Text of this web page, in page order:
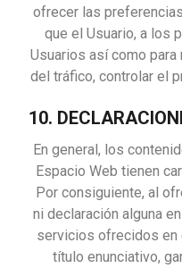
ofrecer las
que el Usuario, a los
Usuarios así como
del tráfico, controlar el
10.
En general, los
Espacio Web tienen
Por consiguiente, al
ni declaración alguna
servicios ofrecidos en
título enunciativo,